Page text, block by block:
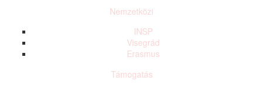
Nemzetközi
INSP
Visegrád
Erasmus
Támogatás